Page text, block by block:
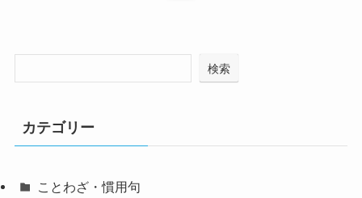
検索
カテゴリー
ことわざ・慣用句